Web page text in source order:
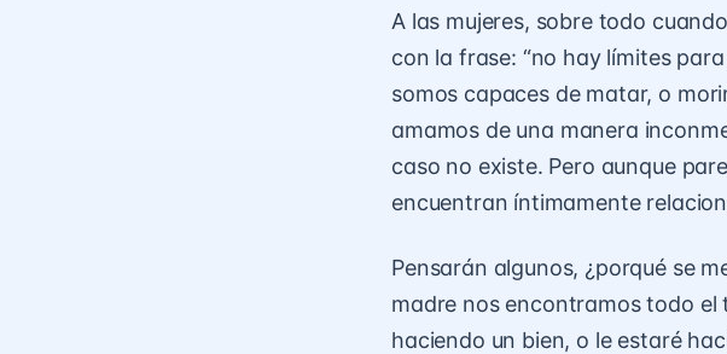
A las mujeres, sobre todo
con la frase: “no hay límites
somos capaces de matar, o
amamos de una manera
caso no existe. Pero aunque
encuentran íntimamente
Pensarán algunos, ¿porqué se
madre nos encontramos todo el
haciendo un bien, o le estaré